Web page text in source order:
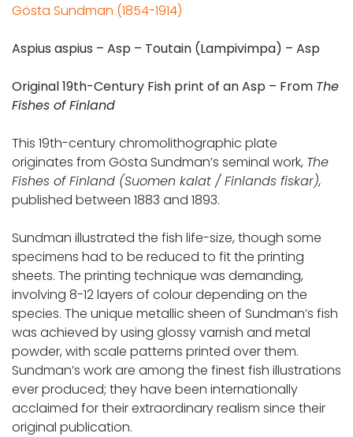
Gösta Sundman (1854-1914)
Aspius aspius – Asp – Toutain (Lampivimpa) – Asp
Original 19th-Century Fish print of an Asp – From The
Fishes of Finland
This 19th-century chromolithographic plate
originates from Gösta Sundman’s seminal work, The
Fishes of Finland (Suomen kalat /Finlands fiskar),
published between 1883 and 1893.
Sundman illustrated the fish life-size, though some
specimens had to be reduced to fit the printing
sheets. The printing technique was demanding,
involving 8-12 layers of colour depending on the
species. The unique metallic sheen of Sundman’s fish
was achieved by using glossy varnish and metal
powder, with scale patterns printed over them.
Sundman’s work are among the finest fish illustrations
ever produced; they have been internationally
acclaimed for their extraordinary realism since their
original publication.